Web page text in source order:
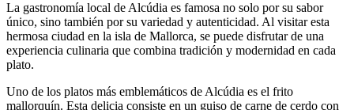
La gastronomía local de Alcúdia es famosa no solo por su sabor
único, sino también por su variedad y autenticidad. Al visitar esta
hermosa ciudad en la isla de Mallorca, se puede disfrutar de una
experiencia culinaria que combina tradición y modernidad en cada
plato.
Uno de los platos más emblemáticos de Alcúdia es el frito
mallorquín. Esta delicia consiste en un guiso de carne de cerdo con